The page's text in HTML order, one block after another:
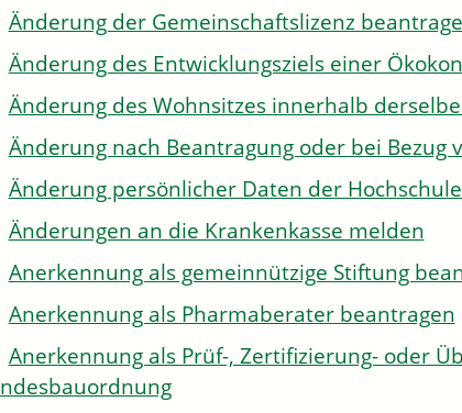
Änderung der Gemeinschaftslizenz
Änderung des Entwicklungsziels einer
Änderung des Wohnsitzes innerhalb
Änderung nach Beantragung oder bei Bezug
Änderung persönlicher Daten der
Änderungen an die Krankenkasse melden
Anerkennung als gemeinnützige Stiftung
Anerkennung als Pharmaberater beantragen
Anerkennung als Prüf-, Zertifizierung- oder